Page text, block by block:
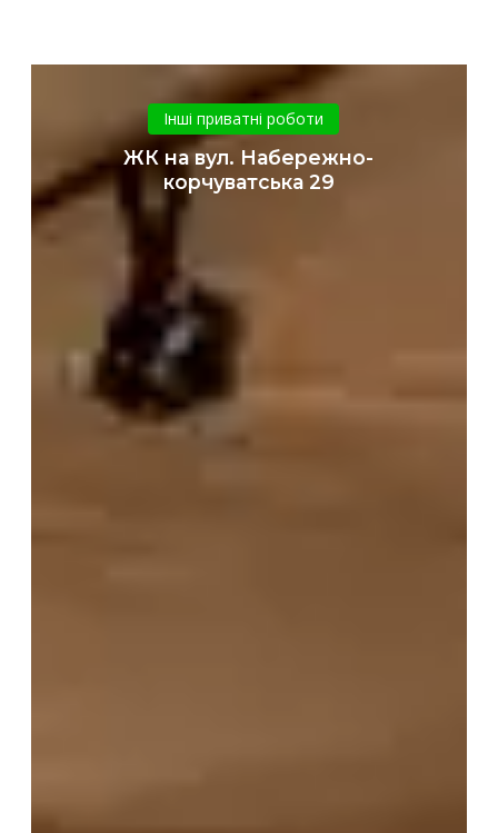
ЖК
на
вул.
Набережно-
корчуватська
Інші приватні роботи
ЖК на вул. Набережно-
корчуватська 29